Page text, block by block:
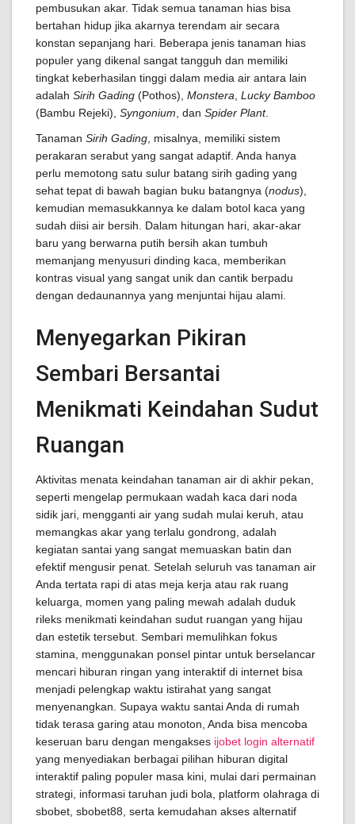
pembusukan akar. Tidak semua tanaman hias bisa
bertahan hidup jika akarnya terendam air secara
konstan sepanjang hari. Beberapa jenis tanaman hias
populer yang dikenal sangat tangguh dan memiliki
tingkat keberhasilan tinggi dalam media air antara lain
adalah Sirih Gading (Pothos), Monstera Lucky Bamboo
(Bambu Rejeki), Syngonium , dan Spider Plant.
Tanaman Sirih Gading , misalnya, memiliki sistem
perakaran serabut yang sangat adaptif. Anda hanya
perlu memotong satu sulur batang sirih gading yang
sehat tepat di bawah bagian buku batangnya (nodus),
kemudian memasukkannya ke dalam botol kaca yang
sudah diisi air bersih. Dalam hitungan hari, akar-akar
baru yang berwarna putih bersih akan tumbuh
memanjang menyusuri dinding kaca, memberikan
kontras visual yang sangat unik dan cantik berpadu
dengan dedaunannya yang menjuntai hijau alami.
Menyegarkan Pikiran
Sembari Bersantai
Menikmati Keindahan Sudut
Ruangan
Aktivitas menata keindahan tanaman air di akhir pekan,
seperti mengelap permukaan wadah kaca dari noda
sidik jari, mengganti air yang sudah mulai keruh, atau
memangkas akar yang terlalu gondrong, adalah
kegiatan santai yang sangat memuaskan batin dan
efektif mengusir penat. Setelah seluruh vas tanaman air
Anda tertata rapi di atas meja kerja atau rak ruang
keluarga, momen yang paling mewah adalah duduk
rileks menikmati keindahan sudut ruangan yang hijau
dan estetik tersebut. Sembari memulihkan fokus
stamina, menggunakan ponsel pintar untuk berselancar
mencari hiburan ringan yang interaktif di internet bisa
menjadi pelengkap waktu istirahat yang sangat
menyenangkan. Supaya waktu santai Anda di rumah
tidak terasa garing atau monoton, Anda bisa mencoba
keseruan baru dengan mengakses ijobet login alternatif
yang menyediakan berbagai pilihan hiburan digital
interaktif paling populer masa kini, mulai dari permainan
strategi, informasi taruhan judi bola, platform olahraga di
sbobet, sbobet88, serta kemudahan akses alternatif